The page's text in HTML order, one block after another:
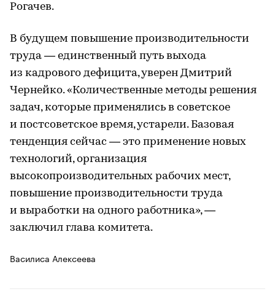
Рогачев.
В будущем повышение производительности
труда — единственный путь выхода
из кадрового дефицита, уверен Дмитрий
Чернейко. «Количественные методы решения
задач, которые применялись в советское
и постсоветское время, устарели. Базовая
тенденция сейчас — это применение новых
технологий, организация
высокопроизводительных рабочих мест,
повышение производительности труда
и выработки на одного работника», —
заключил глава комитета.
Василиса Алексеева